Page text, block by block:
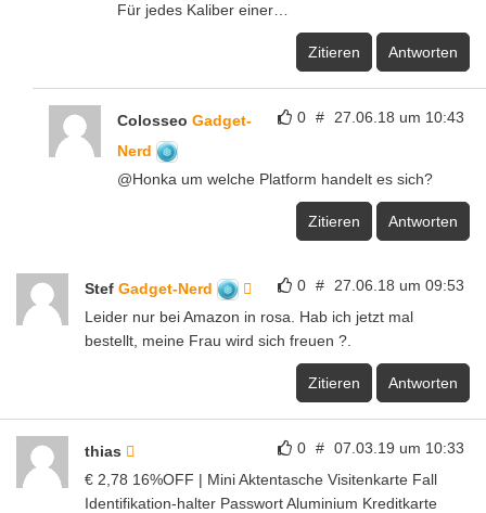
Für jedes Kaliber einer…
Zitieren Antworten
0 # 27.06.18 um 10:43
Colosseo Gadget-
Nerd
@Honka um welche Platform handelt es sich?
Zitieren Antworten
0 # 27.06.18 um 09:53
Stef Gadget-Nerd
Leider nur bei Amazon in rosa. Hab ich jetzt mal
bestellt, meine Frau wird sich freuen ?.
Zitieren Antworten
0 # 07.03.19 um 10:33
thias
€ 2,78 16%OFF | Mini Aktentasche Visitenkarte Fall
Identifikation-halter Passwort Aluminium Kreditkarte